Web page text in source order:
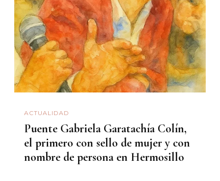
ACTUALIDAD
Puente Gabriela Garatachía Colín,
el primero con sello de mujer y con
nombre de persona en Hermosillo